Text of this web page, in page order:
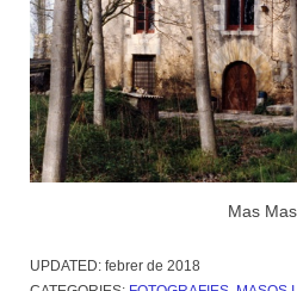
Mas
UPDATED: febrer de 2018